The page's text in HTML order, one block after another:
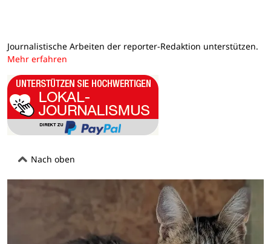
Journalistische Arbeiten der reporter-Redaktion unterstützen.
Mehr erfahren
Nach oben